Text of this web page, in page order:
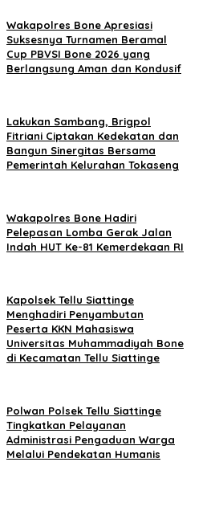
Wakapolres Bone Apresiasi
Suksesnya Turnamen Beramal
Cup PBVSI Bone 2026 yang
Berlangsung Aman dan Kondusif
Lakukan Sambang, Brigpol
Fitriani Ciptakan Kedekatan dan
Bangun Sinergitas Bersama
Pemerintah Kelurahan Tokaseng
Wakapolres Bone Hadiri
Pelepasan Lomba Gerak Jalan
Indah HUT Ke-81 Kemerdekaan RI
Kapolsek Tellu Siattinge
Menghadiri Penyambutan
Peserta KKN Mahasiswa
Universitas Muhammadiyah Bone
di Kecamatan Tellu Siattinge
Polwan Polsek Tellu Siattinge
Tingkatkan Pelayanan
Administrasi Pengaduan Warga
Melalui Pendekatan Humanis